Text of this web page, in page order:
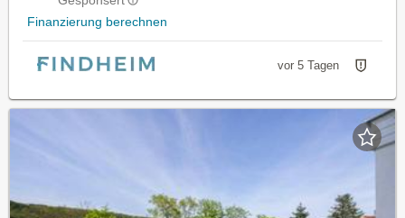
Finanzierung berechnen
vor 5 Tagen